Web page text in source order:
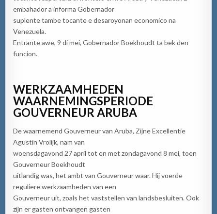
embahador a informa Gobernador
suplente tambe tocante e desaroyonan economico na
Venezuela.
Entrante awe, 9 di mei, Gobernador Boekhoudt ta bek den
funcion.
WERKZAAMHEDEN
WAARNEMINGSPERIODE
GOUVERNEUR ARUBA
De waarnemend Gouverneur van Aruba, Zijne Excellentie
Agustin Vrolijk, nam van
woensdagavond 27 april tot en met zondagavond 8 mei, toen
Gouverneur Boekhoudt
uitlandig was, het ambt van Gouverneur waar. Hij voerde
reguliere werkzaamheden van een
Gouverneur uit, zoals het vaststellen van landsbesluiten. Ook
zijn er gasten ontvangen gasten